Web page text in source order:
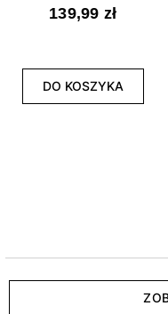
139,99 zł
DO KOSZYKA